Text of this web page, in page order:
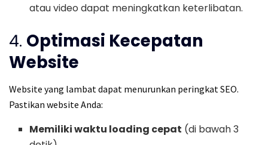
atau video dapat meningkatkan keterlibatan.
4. Optimasi Kecepatan
Website
Website yang lambat dapat menurunkan peringkat SEO.
Pastikan website Anda:
Memiliki waktu loading cepat (di bawah 3